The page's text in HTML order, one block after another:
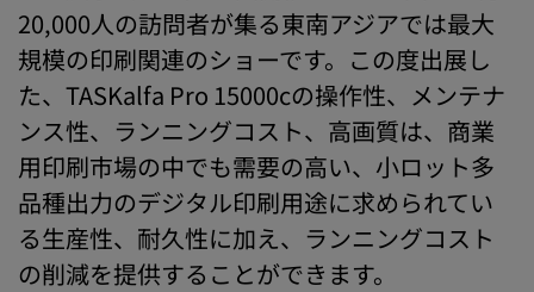
20,000人の訪問者が集る東南アジアでは最大
規模の印刷関連のショーです。この度出展し
た、TASKalfa Pro 15000cの操作性、メンテナ
ンス性、ランニングコスト、高画質は、商業
用印刷市場の中でも需要の高い、小ロット多
品種出力のデジタル印刷用途に求められてい
る生産性、耐久性に加え、ランニングコスト
の削減を提供することができます。